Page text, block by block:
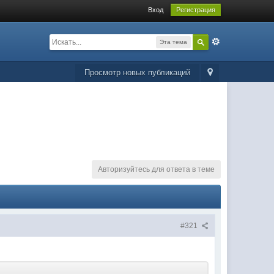
Вход Регистрация
Эта тема
Просмотр новых публикаций
Авторизуйтесь для ответа в теме
#321